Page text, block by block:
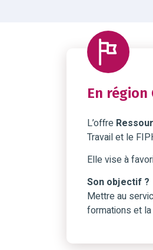
En région
L’offre
Travail et le
Elle vise à
Son objectif ?
Mettre au
formations et